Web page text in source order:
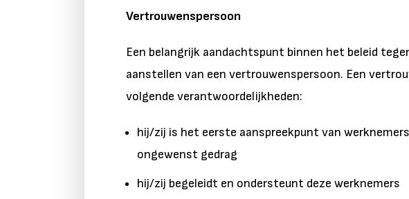
Vertrouwenspersoon
Een belangrijk aandachtspunt binnen het beleid
aanstellen van een vertrouwenspersoon. Een
volgende verantwoordelijkheden:
hij/zij is het eerste aanspreekpunt van
ongewenst gedrag
hij/zij begeleidt en ondersteunt deze werknemers